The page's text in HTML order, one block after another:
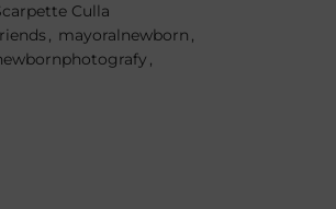
Culla
, mayoralnewborn ,
,